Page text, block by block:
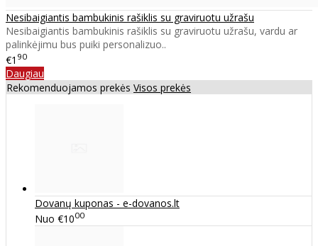
Nesibaigiantis bambukinis rašiklis su graviruotu užrašu
Nesibaigiantis bambukinis rašiklis su graviruotu užrašu, vardu ar
palinkėjimu bus puiki personalizuo..
€1 90
Daugiau
Rekomenduojamos prekės Visos prekės
Dovanų kuponas - e-dovanos.lt
Nuo €1000